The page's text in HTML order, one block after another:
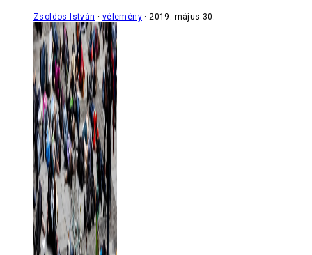
Zsoldos István vélemény 2019. május 30.